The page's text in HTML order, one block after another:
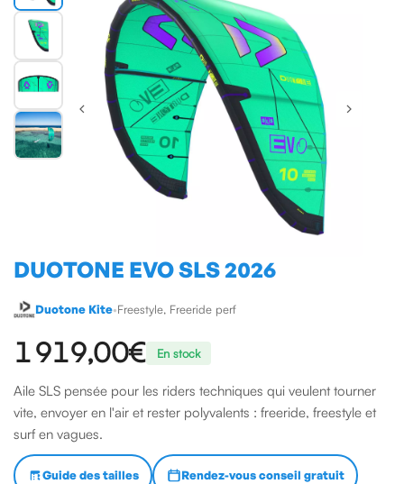
DUOTONE EVO SLS 2026
Duotone Kite•Freestyle, Freeride perf
1 919,00 € En stock
Aile SLS pensée pour les riders techniques qui veulent tourner
vite, envoyer en l'air et rester polyvalents : freeride, freestyle et
surf en vagues.
Guide des tailles Rendez-vous conseil gratuit